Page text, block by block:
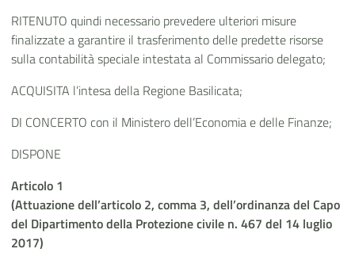
RITENUTO quindi necessario prevedere ulteriori misure
finalizzate a garantire il trasferimento delle predette risorse
sulla contabilità speciale intestata al Commissario delegato;
ACQUISITA l’intesa della Regione Basilicata;
DI CONCERTO con il Ministero dell’Economia e delle Finanze;
DISPONE
Articolo 1
(Attuazione dell’articolo 2, comma 3, dell’ordinanza del Capo
del Dipartimento della Protezione civile n. 467 del 14 luglio
2017)